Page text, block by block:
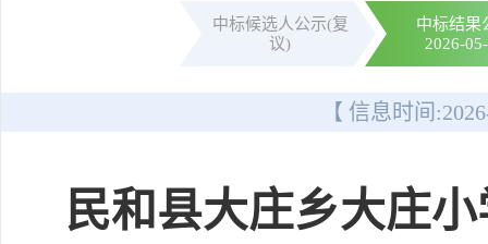
中标候选人公示(复
议)
中标结果
2026-
【 信息时间:
民和县大庄乡大庄